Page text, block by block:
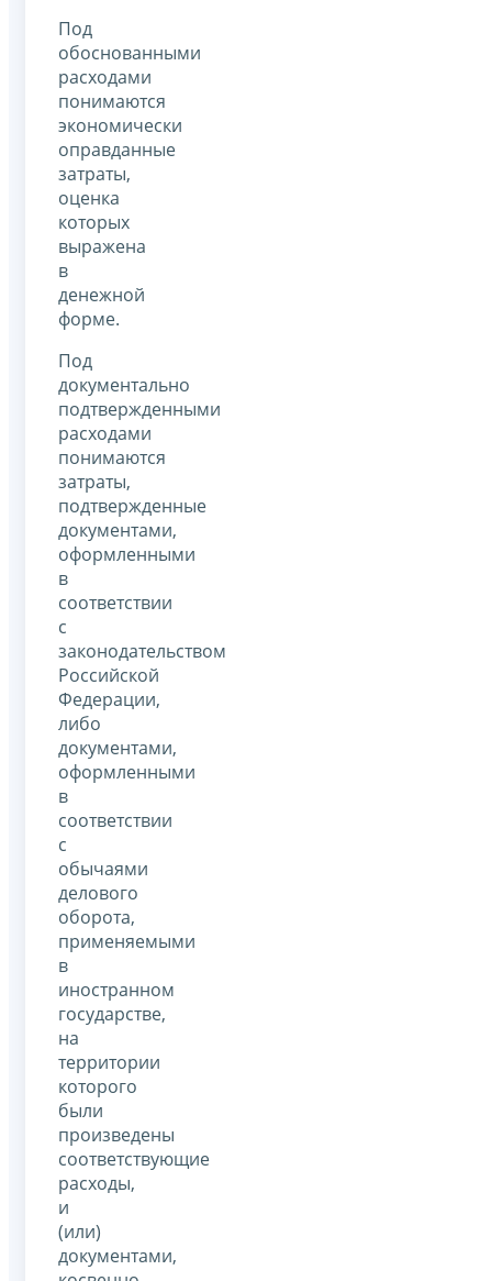
Под
обоснованными
расходами
понимаются
экономически
оправданные
затраты,
оценка
которых
выражена
в
денежной
форме.
Под
документально
подтвержденными
расходами
понимаются
затраты,
подтвержденные
документами,
оформленными
в
соответствии
с
законодательством
Российской
Федерации,
либо
документами,
оформленными
в
соответствии
с
обычаями
делового
оборота,
применяемыми
в
иностранном
государстве,
на
территории
которого
были
произведены
соответствующие
расходы,
и
(или)
документами,